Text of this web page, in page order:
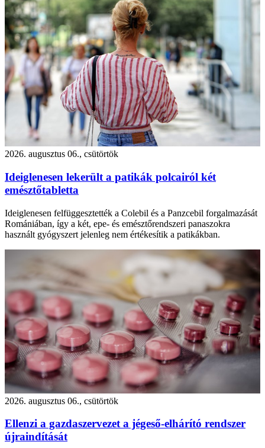
2026. augusztus 06., csütörtök
Ideiglenesen lekerült a patikák polcairól két
emésztőtabletta
Ideiglenesen felfüggesztették a Colebil és a Panzcebil forgalmazását
Romániában, így a két, epe- és emésztőrendszeri panaszokra
használt gyógyszert jelenleg nem értékesítik a patikákban.
2026. augusztus 06., csütörtök
Ellenzi a gazdaszervezet a jégeső-elhárító rendszer
újraindítását